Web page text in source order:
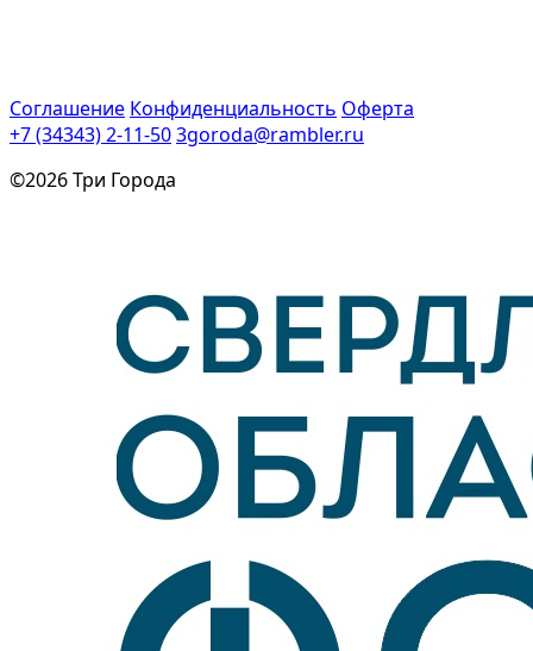
Соглашение Конфиденциальность Оферта
+7 (34343) 2-11-503goroda@rambler.ru
©2026 Три Города